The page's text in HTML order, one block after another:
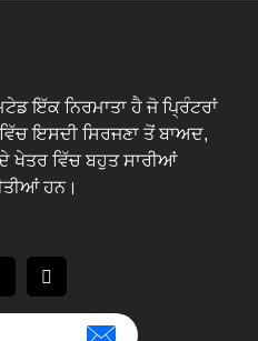
ਇੱਕ ਨਿਰਮਾਤਾ ਹੈ ਜੋ ਪ੍ਰਿੰਟਰਾਂ
ਇਸਦੀ ਸਿਰਜਣਾ ਤੋਂ ਬਾਅਦ,
ਖੇਤਰ ਵਿੱਚ ਬਹੁਤ ਸਾਰੀਆਂ
ਹਨ।